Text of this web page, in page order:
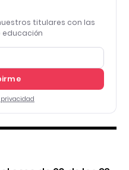
titulares con las